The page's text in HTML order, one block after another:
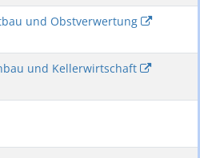
und Obstverwertung
und Kellerwirtschaft